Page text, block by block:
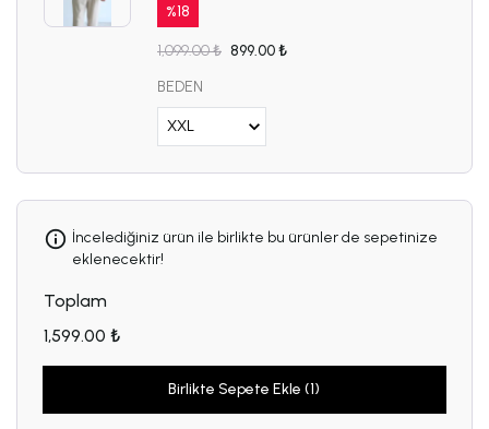
%18
1,099.00 ₺ 899.00 ₺
BEDEN
İncelediğiniz ürün ile birlikte bu ürünler de sepetinize
eklenecektir!
Toplam
1,599.00 ₺
Birlikte Sepete Ekle (1)